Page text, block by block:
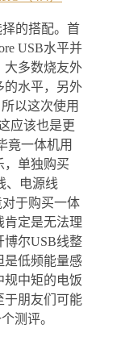
择的搭配。首
USB水平并
大多数烧友外
的水平，另外
以这次使用
应该也是更
竟一体机用
，单独购买
、电源线
于购买一体
肯定是无法理
博尔USB线整
是低频能量感
规中矩的电饭
于朋友们可能
测评。